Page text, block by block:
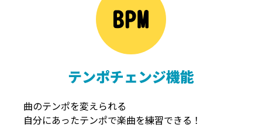
テンポチェンジ機能
曲のテンポを変えられる
自分にあったテンポで楽曲を練習できる！